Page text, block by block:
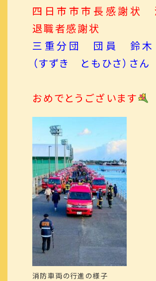
四日市市市長感謝状
退職者感謝状
三重分団 団員 鈴
（すずき ともひさ）さん
おめでとうございます
消防車両の行進の様子